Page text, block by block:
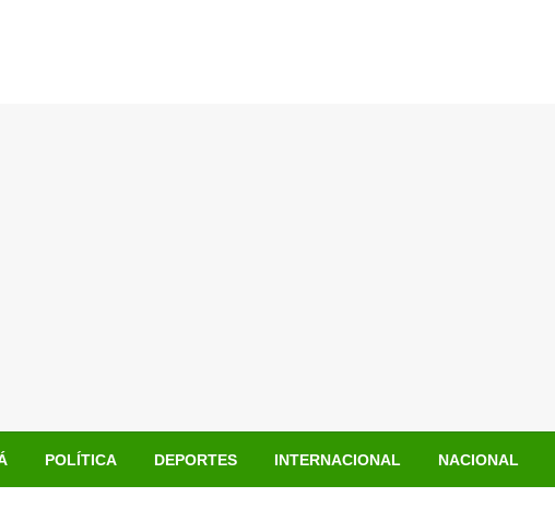
POLÍTICA DEPORTES INTERNACIONAL NACIONAL